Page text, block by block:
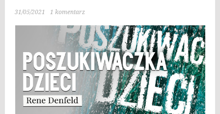
31/05/2021 1 komentarz